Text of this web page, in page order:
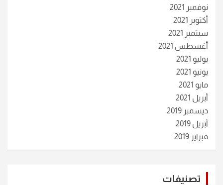
نوفمبر 2021
أكتوبر 2021
سبتمبر 2021
أغسطس 2021
يوليو 2021
يونيو 2021
مايو 2021
أبريل 2021
ديسمبر 2019
أبريل 2019
فبراير 2019
تصنيفات